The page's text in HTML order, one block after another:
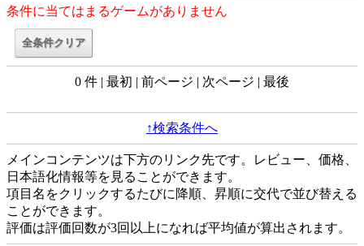
条件に当てはまるゲームがありません
0 件 | 最初 | 前ページ | 次ページ | 最後
↑検索条件へ
メインコンテンツは下方のリンク先です。レビュー、価格、
日本語化情報等を見ることができます。
項目名をクリックするたびに降順、昇順に交代で並び替える
ことができます。
評価は評価回数が3回以上になれば平均値が算出されます。